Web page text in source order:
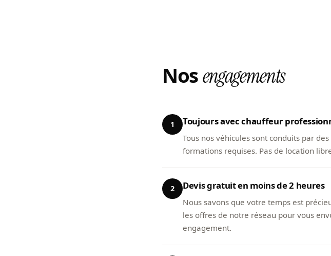
Nosengagements
1 Toujours avec chauffeur
Tous nos véhicules sont conduits par
formations requises. Pas de location
2 Devis gratuit en moins de 2 heures
Nous savons que votre temps est
les offres de notre réseau pour vous
engagement.